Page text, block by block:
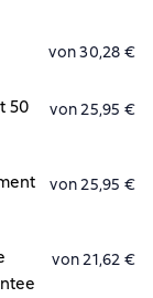
von 30,28 €
50
von 25,95 €
von 25,95 €
von 21,62 €